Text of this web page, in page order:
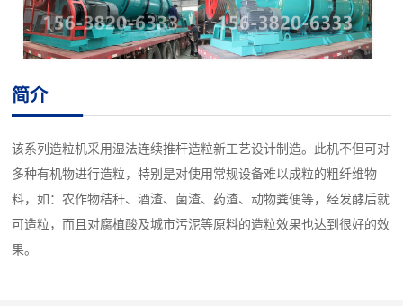
简介
该系列造粒机采用湿法连续推杆造粒新工艺设计制造。此机不但可对
多种有机物进行造粒，特别是对使用常规设备难以成粒的粗纤维物
料，如：农作物秸秆、酒渣、菌渣、药渣、动物粪便等，经发酵后就
可造粒，而且对腐植酸及城市污泥等原料的造粒效果也达到很好的效
果。